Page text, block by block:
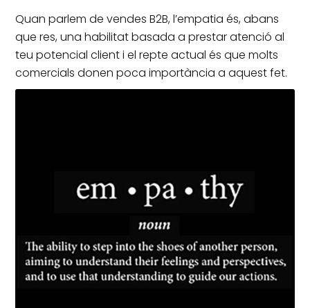
Quan parlem de vendes B2B, l’empatia és, abans
que res, una habilitat basada a prestar atenció al
teu potencial client i el repte actual és que molts
comercials donen poca importància a aquest fet.